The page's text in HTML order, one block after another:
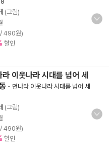
(그림)
490원)
할인
이웃나라 시대를 넘어 세
- 먼나라 이웃나라 시대를 넘어 세
(그림)
490원)
할인